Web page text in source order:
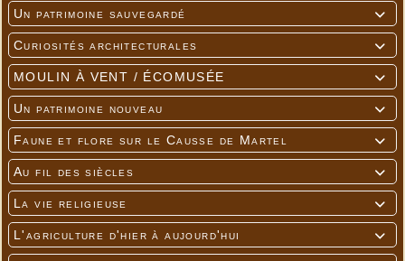

Un patrimoine sauvegardé

Curiosités architecturales

MOULIN À VENT / ÉCOMUSÉE

Un patrimoine nouveau

Faune et flore sur le Causse de Martel

Au fil des siècles

La vie religieuse

L'agriculture d'hier à aujourd'hui